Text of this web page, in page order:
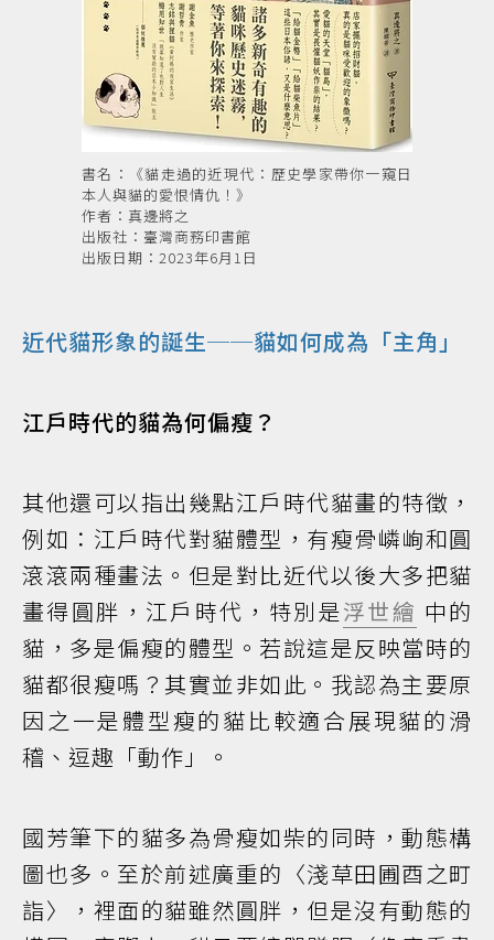
書名：《貓走過的近現代：歷史學家帶你一窺日
本人與貓的愛恨情仇！》
作者：真邊將之
出版社：臺灣商務印書館
出版日期：2023年6月1日
近代貓形象的誕生──貓如何成為「主角」
江戶時代的貓為何偏瘦？
其他還可以指出幾點江戶時代貓畫的特徵，
例如：江戶時代對貓體型，有瘦骨嶙峋和圓
滾滾兩種畫法。但是對比近代以後大多把貓
畫得圓胖，江戶時代，特別是浮世繪 中的
貓，多是偏瘦的體型。若說這是反映當時的
貓都很瘦嗎？其實並非如此。我認為主要原
因之一是體型瘦的貓比較適合展現貓的滑
稽、逗趣「動作」。
國芳筆下的貓多為骨瘦如柴的同時，動態構
圖也多。至於前述廣重的〈淺草田圃酉之町
詣〉，裡面的貓雖然圓胖，但是沒有動態的